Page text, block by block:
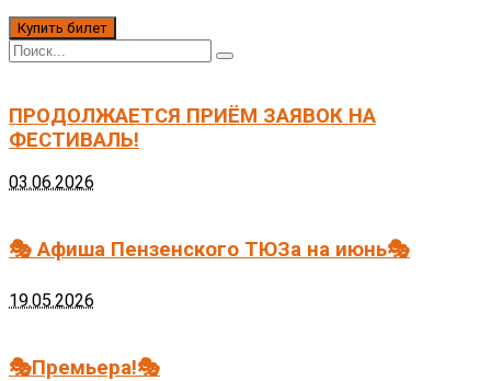
Купить билет
ПРОДОЛЖАЕТСЯ ПРИЁМ ЗАЯВОК НА
ФЕСТИВАЛЬ!
03.06.2026
🎭 Афиша Пензенского ТЮЗа на июнь🎭
19.05.2026
🎭Премьера!🎭